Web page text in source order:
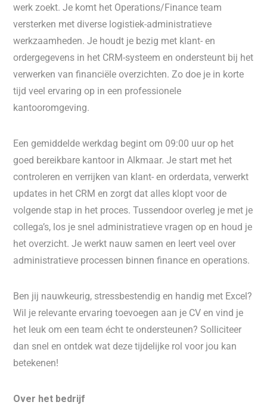
werk zoekt. Je komt het Operations/Finance team
versterken met diverse logistiek-administratieve
werkzaamheden. Je houdt je bezig met klant- en
ordergegevens in het CRM-systeem en ondersteunt bij het
verwerken van financiële overzichten. Zo doe je in korte
tijd veel ervaring op in een professionele
kantooromgeving.
Een gemiddelde werkdag begint om 09:00 uur op het
goed bereikbare kantoor in Alkmaar. Je start met het
controleren en verrijken van klant- en orderdata, verwerkt
updates in het CRM en zorgt dat alles klopt voor de
volgende stap in het proces. Tussendoor overleg je met je
collega’s, los je snel administratieve vragen op en houd je
het overzicht. Je werkt nauw samen en leert veel over
administratieve processen binnen finance en operations.
Ben jij nauwkeurig, stressbestendig en handig met Excel?
Wil je relevante ervaring toevoegen aan je CV en vind je
het leuk om een team écht te ondersteunen? Solliciteer
dan snel en ontdek wat deze tijdelijke rol voor jou kan
betekenen!
Over het bedrijf